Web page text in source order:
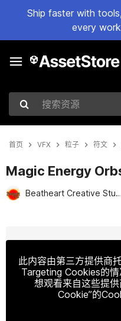
Ship faster with
every
搜索资源
首页 VFX 粒子 符文
Magic Energy
Beatheart Creative Studio
此内容由第三方提供商
Targeting Cookies的
想观看来自这些提
Cookie”的